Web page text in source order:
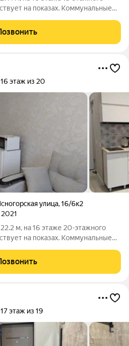
на показах. Коммунальные
можно с детьми, можно с
16 этаж из 20
улица,16/6к2
2021
м, на 16 этаже 20-этажного
на показах. Коммунальные
можно с детьми, можно с
17 этаж из 19